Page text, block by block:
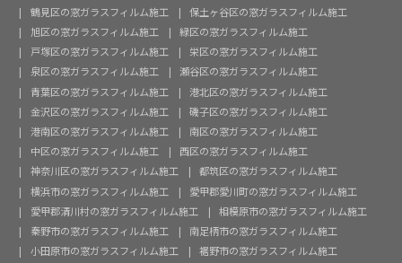
鶴見区の窓ガラスフィルム施工
保土ヶ谷区の窓ガラスフィルム施工
旭区の窓ガラスフィルム施工
緑区の窓ガラスフィルム施工
戸塚区の窓ガラスフィルム施工
栄区の窓ガラスフィルム施工
泉区の窓ガラスフィルム施工
瀬谷区の窓ガラスフィルム施工
青葉区の窓ガラスフィルム施工
港北区の窓ガラスフィルム施工
金沢区の窓ガラスフィルム施工
磯子区の窓ガラスフィルム施工
港南区の窓ガラスフィルム施工
南区の窓ガラスフィルム施工
中区の窓ガラスフィルム施工
西区の窓ガラスフィルム施工
神奈川区の窓ガラスフィルム施工
都筑区の窓ガラスフィルム施工
横浜市の窓ガラスフィルム施工
愛甲郡愛川町の窓ガラスフィルム施工
愛甲郡清川村の窓ガラスフィルム施工
相模原市の窓ガラスフィルム施工
秦野市の窓ガラスフィルム施工
南足柄市の窓ガラスフィルム施工
小田原市の窓ガラスフィルム施工
裾野市の窓ガラスフィルム施工